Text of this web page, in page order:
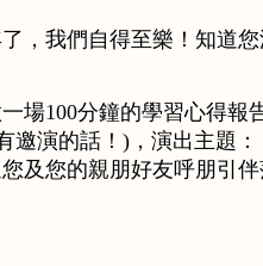
，我們自得至樂！知道您
場100分鐘的學習心得報
演的話！)，演出主題：
及您的親朋好友呼朋引